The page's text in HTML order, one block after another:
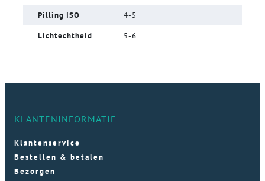
Pilling ISO 4-5
Lichtechtheid 5-6
KLANTENINFORMATIE
Klantenservice
Bestellen & betalen
Bezorgen